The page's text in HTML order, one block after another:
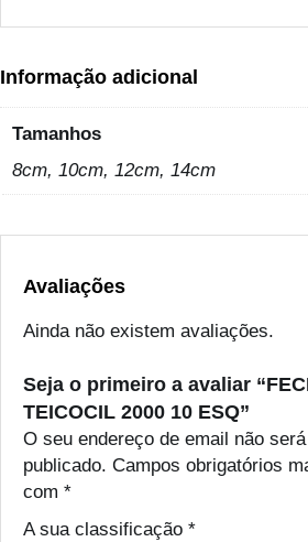
0
S
Q
Informação adicional
Tamanhos
8cm, 10cm, 12cm, 14cm
Avaliações
Ainda não existem avaliações.
Seja o primeiro a avaliar
TEICOCIL 2000 10 ESQ”
O seu endereço de email não será
publicado. Campos obrigatórios
com *
A sua classificação *